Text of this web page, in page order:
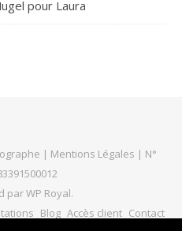
pour Laura
| Mentions Légales | N°
parWP Royal.
Blog Accès client Contact